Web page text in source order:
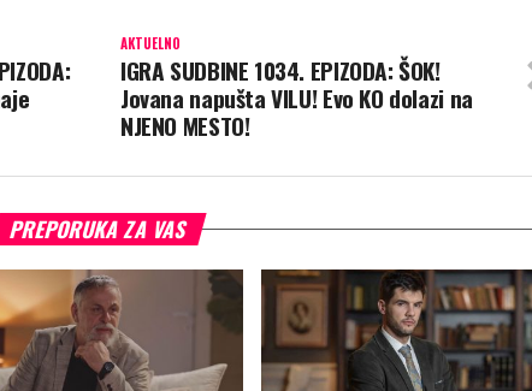
AKTUELNO
IGRA SUDBINE 1034. EPIZODA: ŠOK!
Jovana napušta VILU! Evo KO dolazi na
NJENO MESTO!
PREPORUKA ZA VAS